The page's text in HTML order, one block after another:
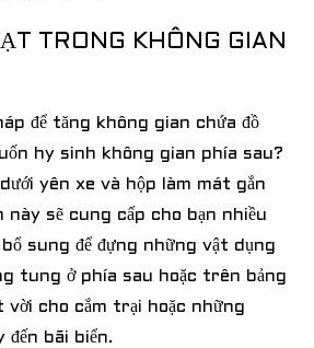
TRONG KHÔNG GIAN
để tăng không gian chứa đồ
hy sinh không gian phía sau?
yên xe và hộp làm mát gắn
này sẽ cung cấp cho bạn nhiều
sung để đựng những vật dụng
tung ở phía sau hoặc trên bảng
vời cho cắm trại hoặc những
đến bãi biển.